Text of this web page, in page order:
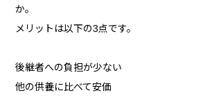
か。
メリットは以下の3点です。
後継者への負担が少ない
他の供養に比べて安価